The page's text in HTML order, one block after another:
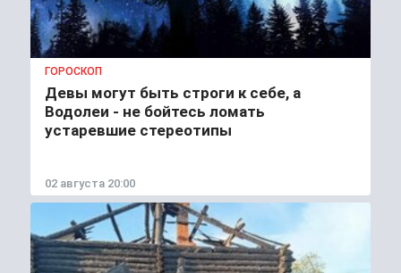
ГОРОСКОП
Девы могут быть строги к себе, а
Водолеи - не бойтесь ломать
устаревшие стереотипы
02 августа 20:00